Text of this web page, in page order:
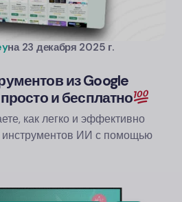
на 23 декабря 2025 г.
из Google
и бесплатно
как легко и эффективно
инструментов ИИ с помощью